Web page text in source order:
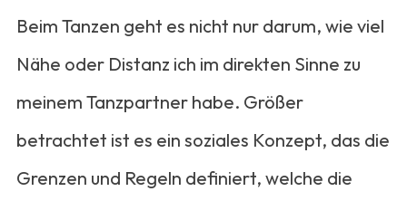
Beim Tanzen geht es nicht nur darum, wie viel
Nähe oder Distanz ich im direkten Sinne zu
meinem Tanzpartner habe. Größer
betrachtet ist es ein soziales Konzept, das die
Grenzen und Regeln definiert, welche die